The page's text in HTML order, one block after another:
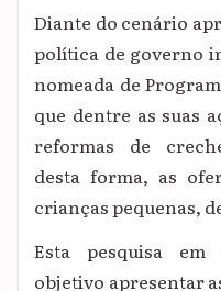
Diante do cenário
política de governo
nomeada de
que dentre as suas
reformas de
desta forma, as
crianças pequenas,
Esta pesquisa em
objetivo apresentar